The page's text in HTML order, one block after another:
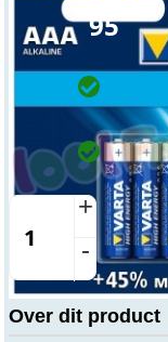
€ 9,95
Op
Op
verzonden.
Winkel
Beesd
Op
Vandaag
+
-
Over dit product